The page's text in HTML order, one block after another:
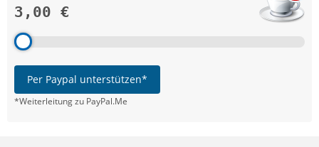
3,00 €
Per Paypal unterstützen*
*Weiterleitung zu PayPal.Me